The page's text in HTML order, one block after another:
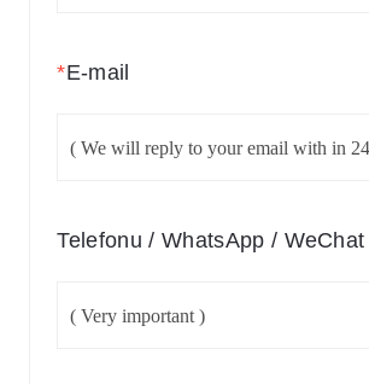
*E-mail
Telefonu / WhatsApp / WeChat